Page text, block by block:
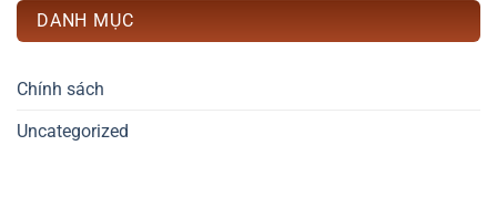
DANH MỤC
Chính sách
Uncategorized